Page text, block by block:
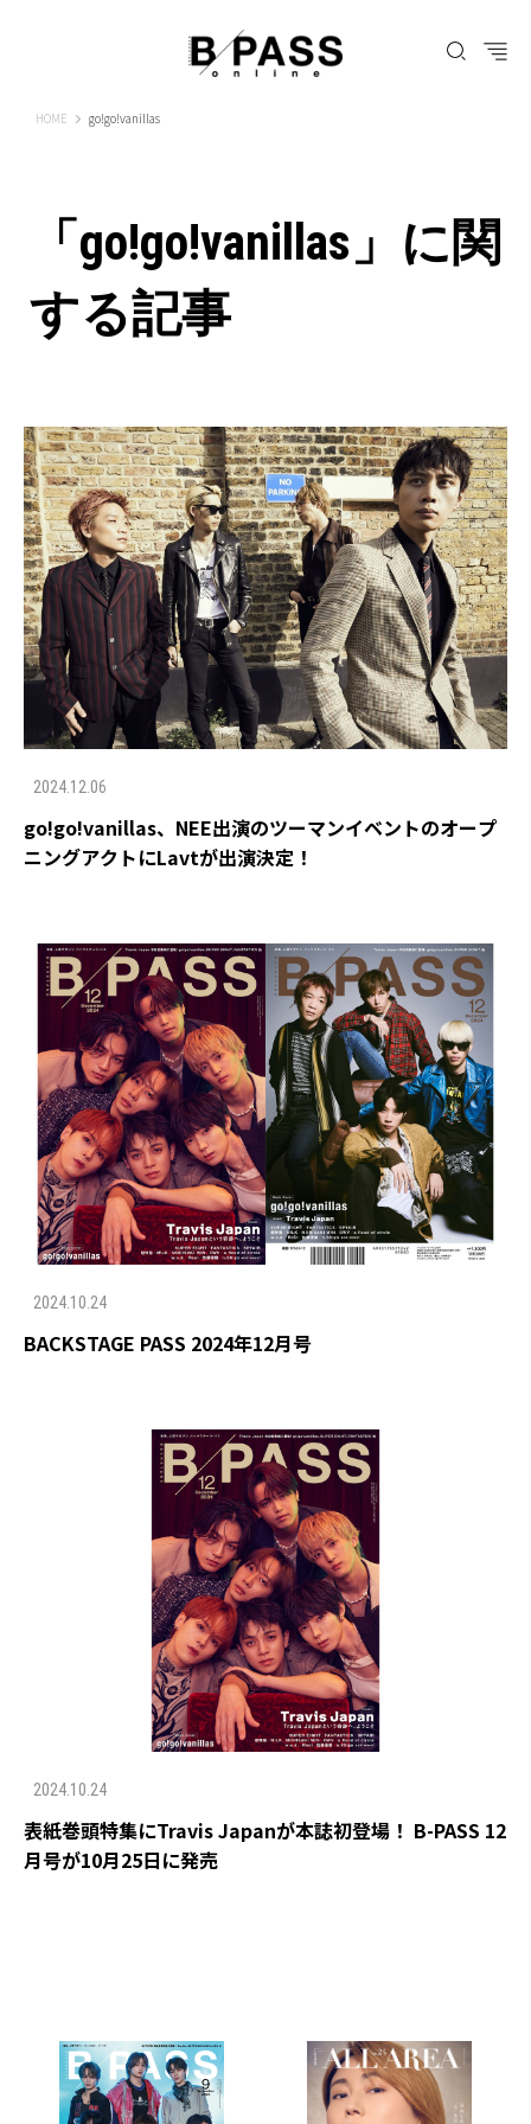
HOME B-PASS ONLINE
go!go!vanillas
「go!go!vanillas」に関
する記事
2024.12.06
go!go!vanillas、NEE出演のツーマンイベントのオープ
ニングアクトにLavtが出演決定！
2024.10.24
BACKSTAGE PASS 2024年12月号
2024.10.24
表紙巻頭特集にTravis Japanが本誌初登場！ B-PASS 12
月号が10月25日に発売